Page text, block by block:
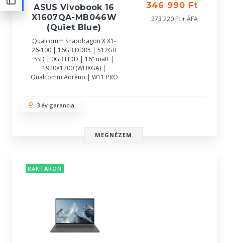
ASUS Vivobook 16
X1607QA-MB046W
(Quiet Blue)
Qualcomm Snapdragon X X1-
26-100 | 16GB DDR5 | 512GB
SSD | 0GB HDD | 16" matt |
1920X1200 (WUXGA) |
Qualcomm Adreno | W11 PRO
346 990 Ft
273 220 Ft + ÁFA
3 év garancia
MEGNÉZEM
RAKTÁRON